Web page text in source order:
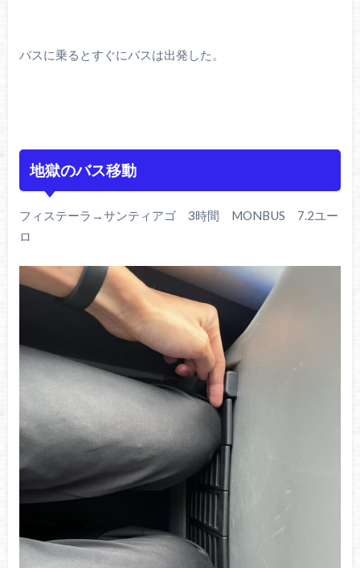
バスに乗るとすぐにバスは出発した。
地獄のバス移動
フィステーラ→サンティアゴ 3時間 MONBUS 7.2ユー
ロ